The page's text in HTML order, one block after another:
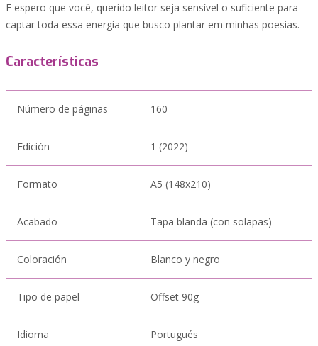
E espero que você, querido leitor seja sensível o suficiente para
captar toda essa energia que busco plantar em minhas poesias.
Características
Número de páginas 160
Edición 1 (2022)
Formato A5 (148x210)
Acabado Tapa blanda (con solapas)
Coloración Blanco y negro
Tipo de papel Offset 90g
Idioma Portugués